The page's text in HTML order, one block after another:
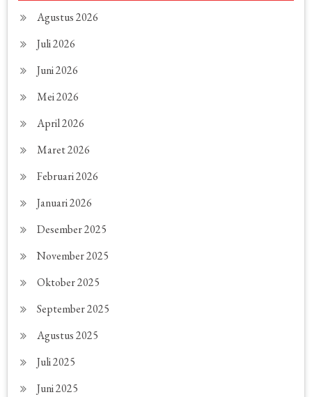
Agustus 2026
Juli 2026
Juni 2026
Mei 2026
April 2026
Maret 2026
Februari 2026
Januari 2026
Desember 2025
November 2025
Oktober 2025
September 2025
Agustus 2025
Juli 2025
Juni 2025